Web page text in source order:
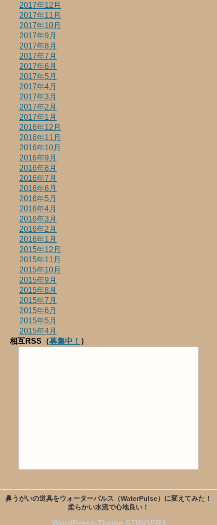
2017年12月
2017年11月
2017年10月
2017年9月
2017年8月
2017年7月
2017年6月
2017年5月
2017年4月
2017年3月
2017年2月
2017年1月
2016年12月
2016年11月
2016年10月
2016年9月
2016年8月
2016年7月
2016年6月
2016年5月
2016年4月
2016年3月
2016年2月
2016年1月
2015年12月
2015年11月
2015年10月
2015年9月
2015年8月
2015年7月
2015年6月
2015年5月
2015年4月
相互RSS（募集中！ ）
鼻うがいの道具をウォーターパルス（WaterPulse）に変えてみた！
柔らかい水流で心地良い！